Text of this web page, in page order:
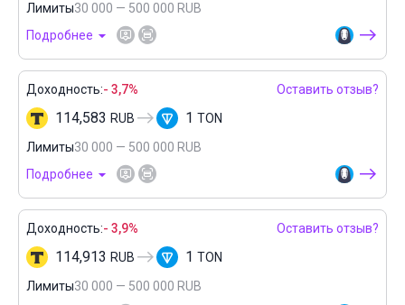
Лимиты30 000 — 500 000 RUB
Подробнее
Доходность:- 3,7% Оставить отзыв?
114,583 RUB 1 TON
Лимиты30 000 — 500 000 RUB
Подробнее
Доходность:- 3,9% Оставить отзыв?
114,913 RUB 1 TON
Лимиты30 000 — 500 000 RUB